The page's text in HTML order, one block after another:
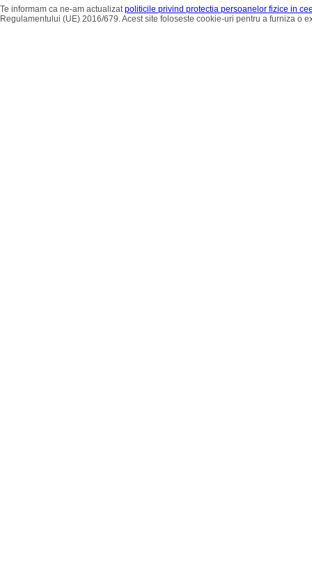
Te informam ca ne-am actualizatpoliticile privind protectia persoanelor fizice in
Regulamentului (UE) 2016/679. Acest site foloseste cookie-uri pentru a furniza o